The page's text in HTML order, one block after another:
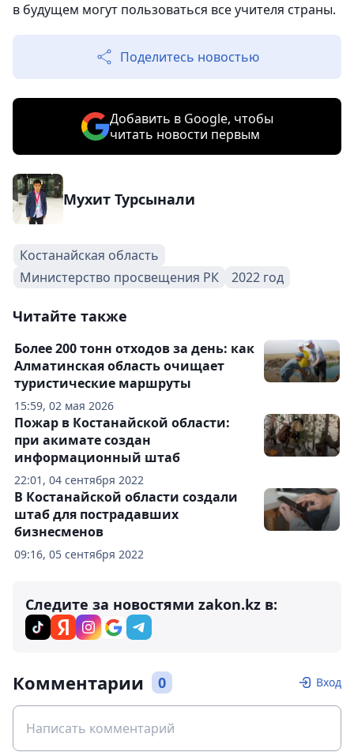
в будущем могут пользоваться все учителя страны.
Поделитесь новостью
Добавить в Google, чтобы
читать новости первым
Мухит Турсынали
Костанайская область
Министерство просвещения РК
2022 год
Читайте также
15:59, 02 мая 2026
Более 200 тонн отходов за день: как
Алматинская область очищает
туристические маршруты
22:01, 04 сентября 2022
Пожар в Костанайской области:
при акимате создан
информационный штаб
09:16, 05 сентября 2022
В Костанайской области создали
штаб для пострадавших
бизнесменов
Следите за новостями zakon.kz в:
Комментарии 0 Вход